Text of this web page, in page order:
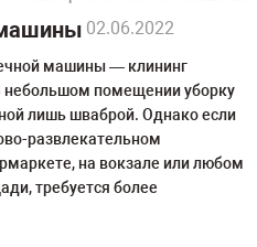
02.06.2022
машины ― клининг
небольшом помещении уборку
лишь шваброй. Однако если
развлекательном
на вокзале или любом
требуется более